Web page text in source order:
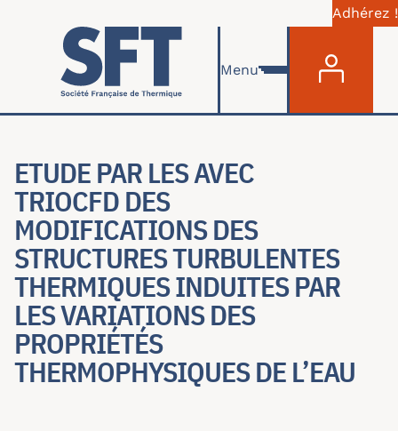
Aller au contenu principal
Adhérez !
Menu
ETUDE PAR LES AVEC
TRIOCFD DES
MODIFICATIONS DES
STRUCTURES TURBULENTES
THERMIQUES INDUITES PAR
LES VARIATIONS DES
PROPRIÉTÉS
THERMOPHYSIQUES DE L’EAU